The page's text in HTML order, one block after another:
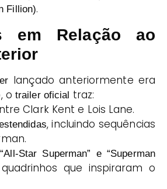
Fillion).
em Relação ao
lançado anteriormente era
o trailer oficial traz:
Clark Kent e Lois Lane.
, incluindo sequências
Star Superman” e “Superman
que inspiraram o